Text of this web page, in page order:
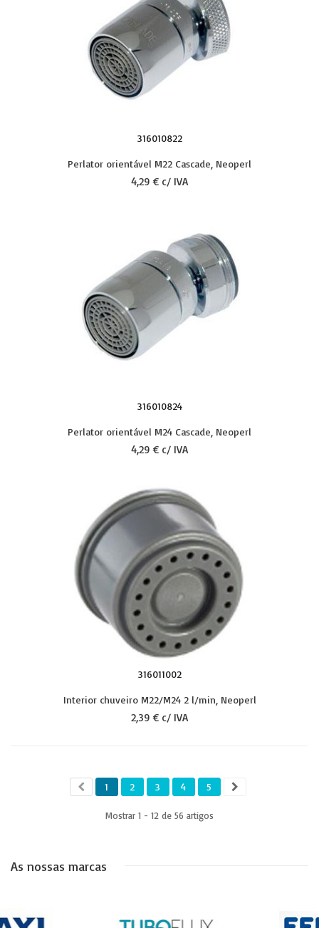
316010822
Perlator orientável M22 Cascade, Neoperl
4,29 € c/ IVA
316010824
Perlator orientável M24 Cascade, Neoperl
4,29 € c/ IVA
316011002
Interior chuveiro M22/M24 2 l/min, Neoperl
2,39 € c/ IVA
1 2 3 4 5
Mostrar 1 - 12 de 56 artigos
As nossas marcas